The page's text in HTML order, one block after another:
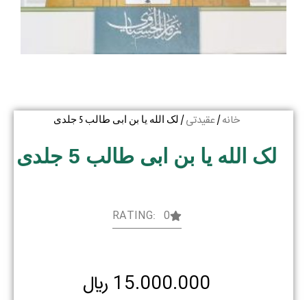
خانه/ عقیدتی/ لک الله یا بن ابی طالب 5 جلدی
لک الله یا بن ابی طالب 5 جلدی
RATING: 0
15.000.000 ﷼